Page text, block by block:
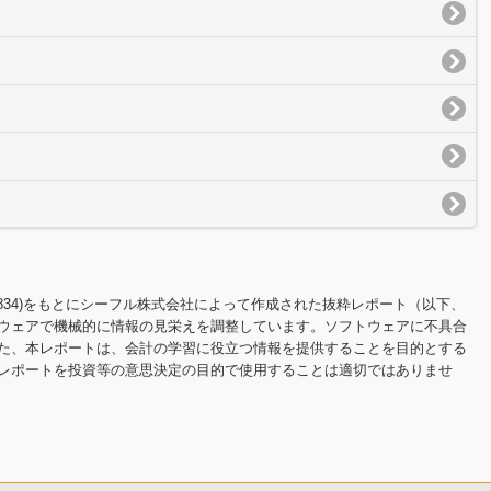
をもとにシーフル株式会社によって作成された抜粋レポート（以下、
アで機械的に情報の見栄えを調整しています。ソフトウェアに不具合
本レポートは、会計の学習に役立つ情報を提供することを目的とする
ートを投資等の意思決定の目的で使用することは適切ではありませ